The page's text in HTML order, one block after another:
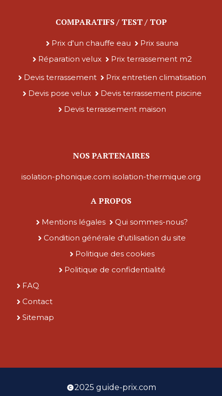
COMPARATIFS / TEST / TOP
Prix d'un chauffe eau
Prix sauna
Réparation velux
Prix terrassement m2
Devis terrassement
Prix entretien climatisation
Devis pose velux
Devis terrassement piscine
Devis terrassement maison
NOS PARTENAIRES
isolation-phonique.com isolation-thermique.org
A PROPOS
Mentions légales
Qui sommes-nous?
Condition générale d'utilisation du site
Politique des cookies
Politique de confidentialité
FAQ
Contact
Sitemap
2025 guide-prix.com